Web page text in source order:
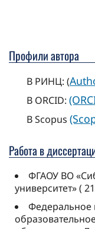
Профили автора
В РИНЦ: (
В ORCID:
В Scopus
Работа в
ФГАОУ ВО
университет» (
Федеральное